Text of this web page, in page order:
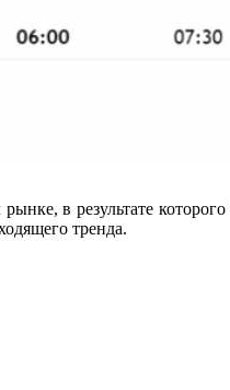
в результате
тренда.